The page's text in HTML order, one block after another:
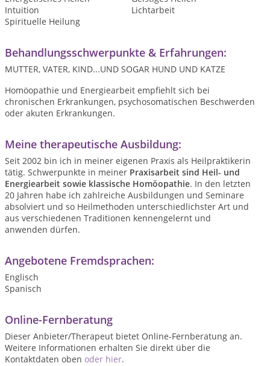
Intuition
Lichtarbeit
Spirituelle Heilung
Behandlungsschwerpunkte & Erfahrungen:
MUTTER, VATER, KIND...UND SOGAR HUND UND KATZE
Homöopathie und Energiearbeit empfiehlt sich bei
chronischen Erkrankungen, psychosomatischen Beschwerden
oder akuten Erkrankungen.
Meine therapeutische Ausbildung:
Seit 2002 bin ich in meiner eigenen Praxis als Heilpraktikerin
tätig. Schwerpunkte in meiner Praxisarbeit sind Heil- und
Energiearbeit sowie klassische Homöopathie. In den letzten
20 Jahren habe ich zahlreiche Ausbildungen und Seminare
absolviert und so Heilmethoden unterschiedlichster Art und
aus verschiedenen Traditionen kennengelernt und
anwenden dürfen.
Angebotene Fremdsprachen:
Englisch
Spanisch
Online-Fernberatung
Dieser Anbieter/Therapeut bietet Online-Fernberatung an.
Weitere Informationen erhalten Sie direkt über die
Kontaktdaten oben oder hier.